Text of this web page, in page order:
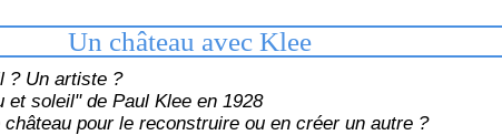
Un château avec Klee
? Un artiste ?
et soleil" de Paul Klee en 1928
pour le reconstruire ou en créer un autre ?